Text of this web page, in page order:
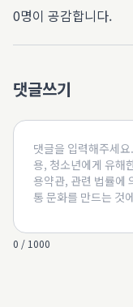
0명이 공감합니다.
댓글쓰기
0 / 1000